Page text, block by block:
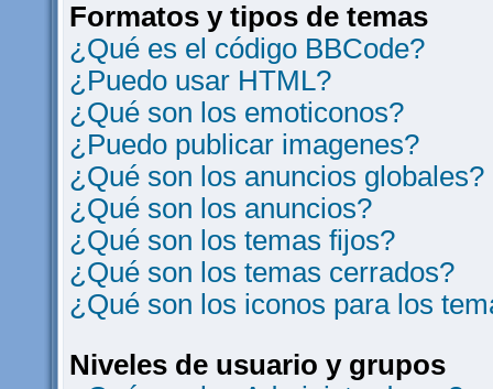
Formatos y tipos de temas
¿Qué es el código BBCode?
¿Puedo usar HTML?
¿Qué son los emoticonos?
¿Puedo publicar imagenes?
¿Qué son los anuncios globales?
¿Qué son los anuncios?
¿Qué son los temas fijos?
¿Qué son los temas cerrados?
¿Qué son los iconos para los
Niveles de usuario y grupos